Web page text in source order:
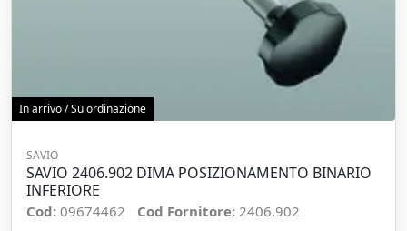
In arrivo / Su ordinazione
SAVIO
SAVIO 2406.902 DIMA POSIZIONAMENTO BINARIO
INFERIORE
Cod: 09674462 Cod Fornitore: 2406.902